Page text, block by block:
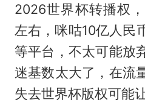
2026世界杯转播权
左右，咪咕10亿人民
等平台，不太可能放
迷基数太大了，在流
失去世界杯版权可能